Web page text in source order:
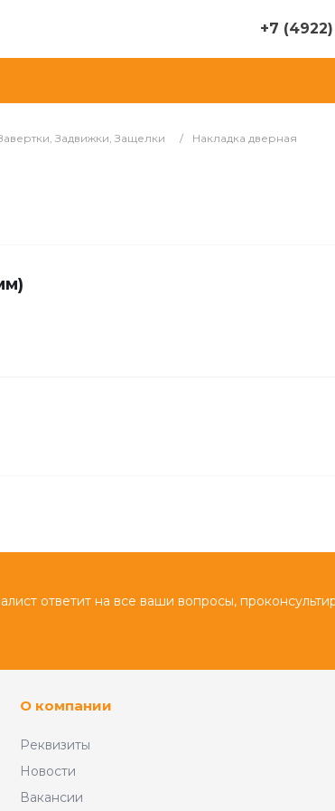
+7 (4922)
Куйбышева, д.
Вс: с 9.00 до
Задвижки, Защелки / Накладка дверная
ответит на все ваши вопросы,
О компании
Реквизиты
Новости
Вакансии